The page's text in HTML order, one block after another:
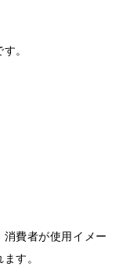
。
費者が使用イメー
す。